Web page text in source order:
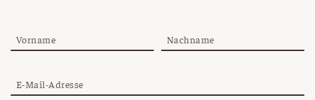
Vorname Nachname
E-Mail-Adresse